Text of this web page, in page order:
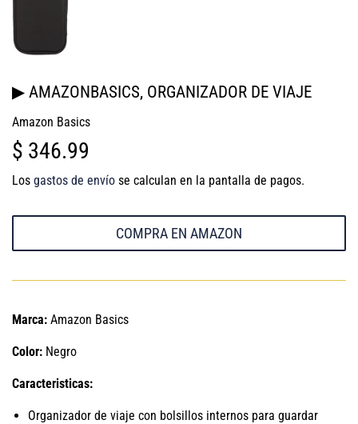
▶ AMAZONBASICS, ORGANIZADOR DE VIAJE
Amazon Basics
$ 346.99
346.99
Los gastos de envío se calculan en la pantalla de pagos.
COMPRA EN AMAZON
Marca: Amazon Basics
Color: Negro
Caracteristicas:
Organizador de viaje con bolsillos internos para guardar